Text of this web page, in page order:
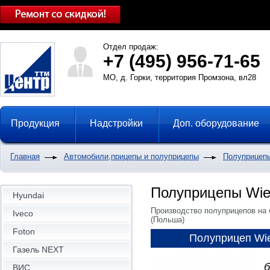
Отдел продаж:
+7 (495) 956-71-65
МО, д. Горки, территория Промзона, вл28
Продукция Надстройки Доп. оборудование
Главная Автомобили,прицепы и полуприцепы
Полуприцепы
​Производство полуприцепов
(Польша)
Полуприцеп
Hyundai
Iveco
Foton
Газель NEXT
ВИС